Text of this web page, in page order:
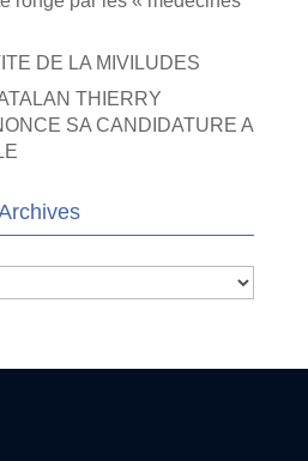
DE LA MIVILUDES
THIERRY
SA CANDIDATURE A